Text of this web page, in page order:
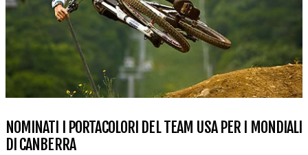
NOMINATI I PORTACOLORI DEL TEAM USA PER I MONDIALI
DI CANBERRA